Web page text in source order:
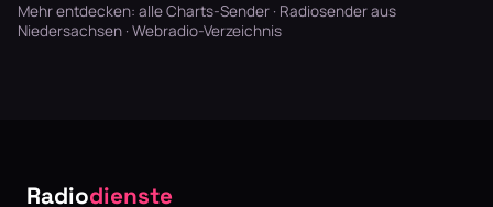
Mehr entdecken: alle Charts-Sender · Radiosender aus
Niedersachsen · Webradio-Verzeichnis
Radiodienste